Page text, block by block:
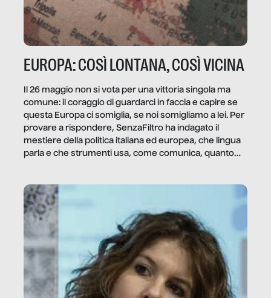
EUROPA: COSÌ LONTANA, COSÌ VICINA
Il 26 maggio non si vota per una vittoria singola ma
comune: il coraggio di guardarci in faccia e capire se
questa Europa ci somiglia, se noi somigliamo a lei. Per
provare a rispondere, SenzaFiltro ha indagato il
mestiere della politica italiana ed europea, che lingua
parla e che strumenti usa, come comunica, quanto